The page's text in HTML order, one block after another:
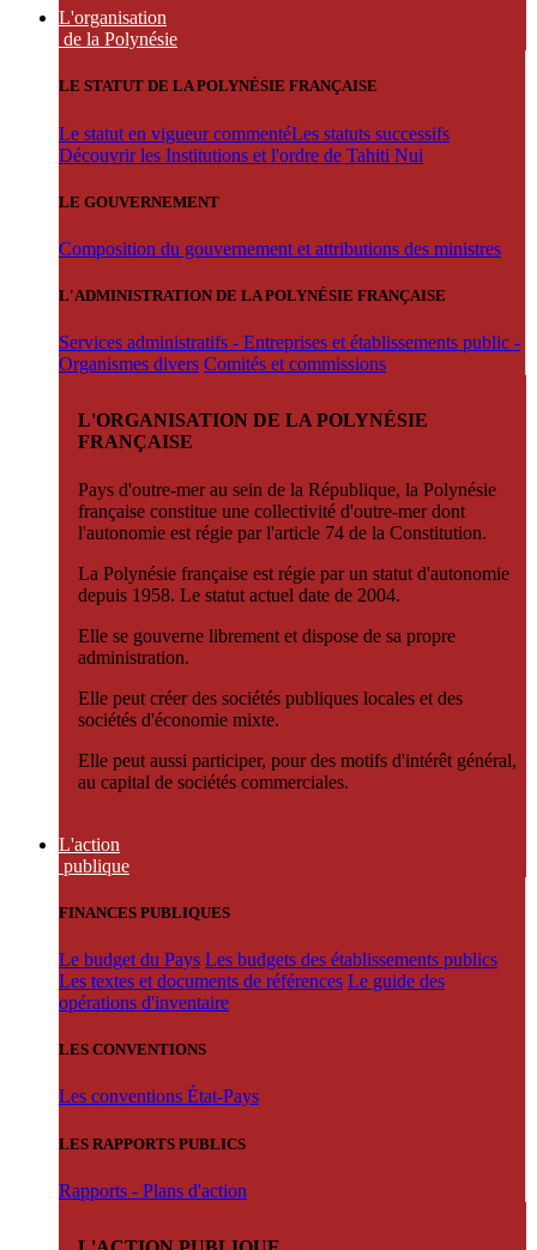
L'organisation
de la Polynésie
LE STATUT DE LA POLYNÉSIE FRANÇAISE
Le statut en vigueur commentéLes statuts successifs
Découvrir les Institutions et l'ordre de Tahiti Nui
LE GOUVERNEMENT
Composition du gouvernement et attributions des ministres
L'ADMINISTRATION DE LA POLYNÉSIE FRANÇAISE
Services administratifs - Entreprises et établissements public -
Organismes divers Comités et commissions
L'ORGANISATION DE LA POLYNÉSIE
FRANÇAISE
Pays d'outre-mer au sein de la République, la Polynésie
française constitue une collectivité d'outre-mer dont
l'autonomie est régie par l'article 74 de la Constitution.
La Polynésie française est régie par un statut d'autonomie
depuis 1958. Le statut actuel date de 2004.
Elle se gouverne librement et dispose de sa propre
administration.
Elle peut créer des sociétés publiques locales et des
sociétés d'économie mixte.
Elle peut aussi participer, pour des motifs d'intérêt général,
au capital de sociétés commerciales.
L'action
publique
FINANCES PUBLIQUES
Le budget du Pays Les budgets des établissements publics
Les textes et documents de références Le guide des
opérations d'inventaire
LES CONVENTIONS
Les conventions État-Pays
LES RAPPORTS PUBLICS
Rapports - Plans d'action